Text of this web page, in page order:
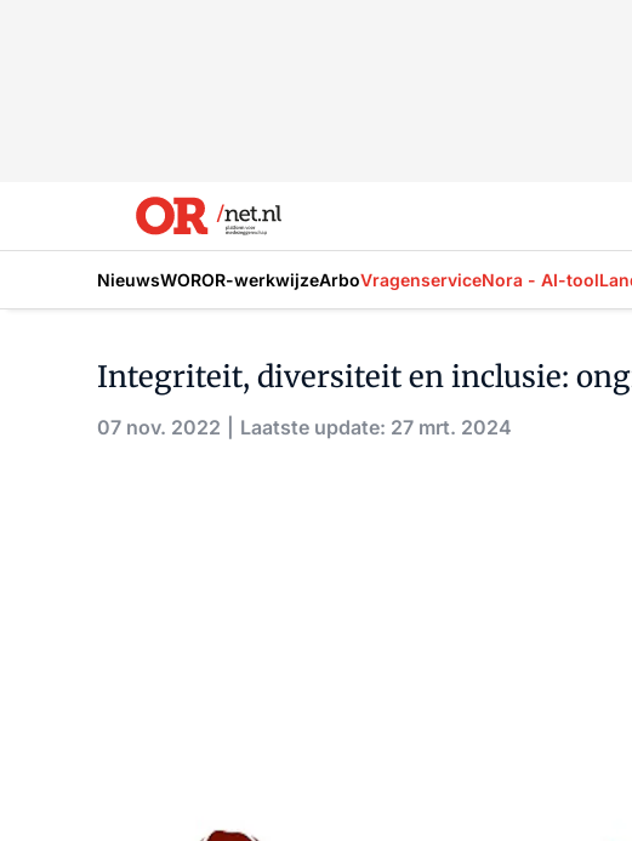
NieuwsWOROR-werkwijzeArboVragenserviceNora - AI-tool
Integriteit, diversiteit en inclusie:
07 nov. 2022 Laatste update: 27 mrt. 2024